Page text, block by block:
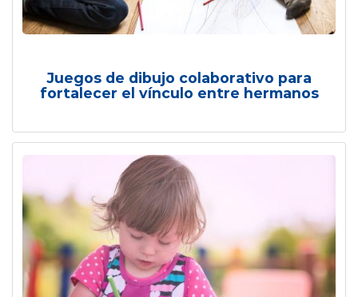
Juegos de dibujo colaborativo para
fortalecer el vínculo entre hermanos